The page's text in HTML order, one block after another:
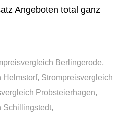
Angeboten total ganz
Berlingerode,
Helmstorf, Strompreisvergleich
Probsteierhagen,
Schillingstedt,